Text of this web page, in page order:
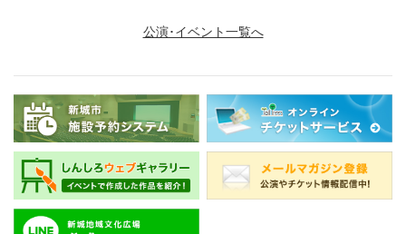
公演･イベント一覧へ